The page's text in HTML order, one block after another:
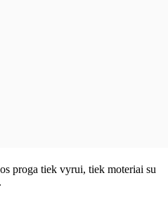
proga tiek vyrui, tiek moteriai su